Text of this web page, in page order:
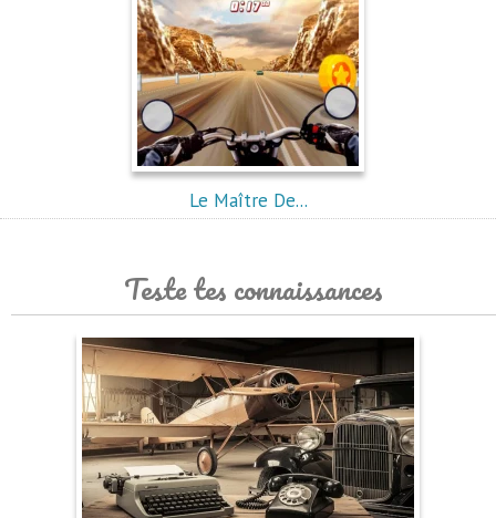
Le Maître De...
Teste tes connaissances